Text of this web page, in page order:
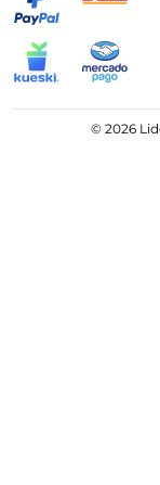
© 2026